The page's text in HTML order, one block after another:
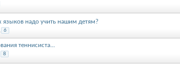
языков надо учить нашим детям?
6
теннисиста...
8